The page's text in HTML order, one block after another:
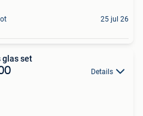
25 jul 26
glas set
Details